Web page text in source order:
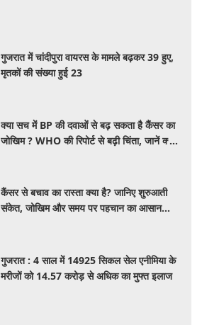
गुजरात में चांदीपुरा वायरस के मामले बढ़कर 39 हुए,
मृतकों की संख्या हुई 23
क्या सच में BP की दवाओं से बढ़ सकता है कैंसर का
जोखिम ? WHO की रिपोर्ट से बढ़ी चिंता, जानें क्या
कैंसर से बचाव का रास्ता क्या है? जानिए शुरुआती
संकेत, जोखिम और समय पर पहचान का आसान
गुजरात : 4 साल में 14925 सिकल सेल एनीमिया के
मरीजों को 14.57 करोड़ से अधिक का मुफ्त इलाज